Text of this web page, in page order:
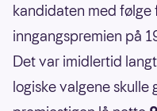
kandidaten med følge
inngangspremien på
Det var imidlertid
logiske valgene skulle